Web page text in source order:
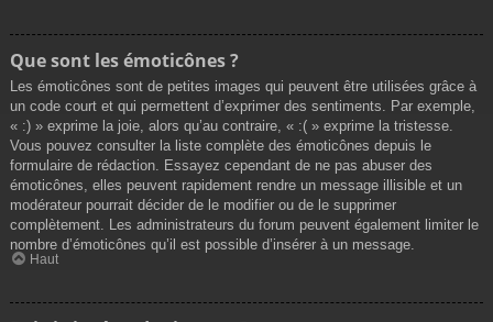
Que sont les émoticônes ?
Les émoticônes sont de petites images qui peuvent être utilisées grâce à
un code court et qui permettent d’exprimer des sentiments. Par exemple,
« :) » exprime la joie, alors qu’au contraire, « :( » exprime la tristesse.
Vous pouvez consulter la liste complète des émoticônes depuis le
formulaire de rédaction. Essayez cependant de ne pas abuser des
émoticônes, elles peuvent rapidement rendre un message illisible et un
modérateur pourrait décider de le modifier ou de le supprimer
complètement. Les administrateurs du forum peuvent également limiter le
nombre d’émoticônes qu’il est possible d’insérer à un message.
Haut